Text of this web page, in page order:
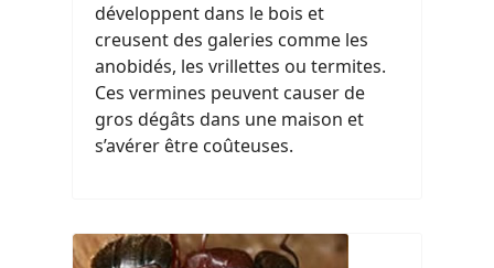
développent dans le bois et
creusent des galeries comme les
anobidés, les vrillettes ou termites.
Ces vermines peuvent causer de
gros dégâts dans une maison et
s’avérer être coûteuses.